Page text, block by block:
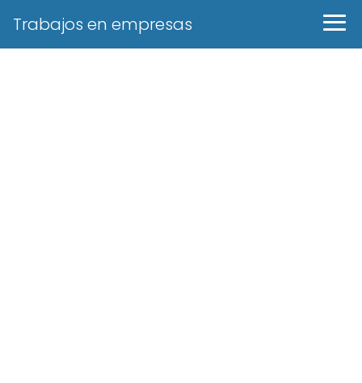
Trabajos en empresas